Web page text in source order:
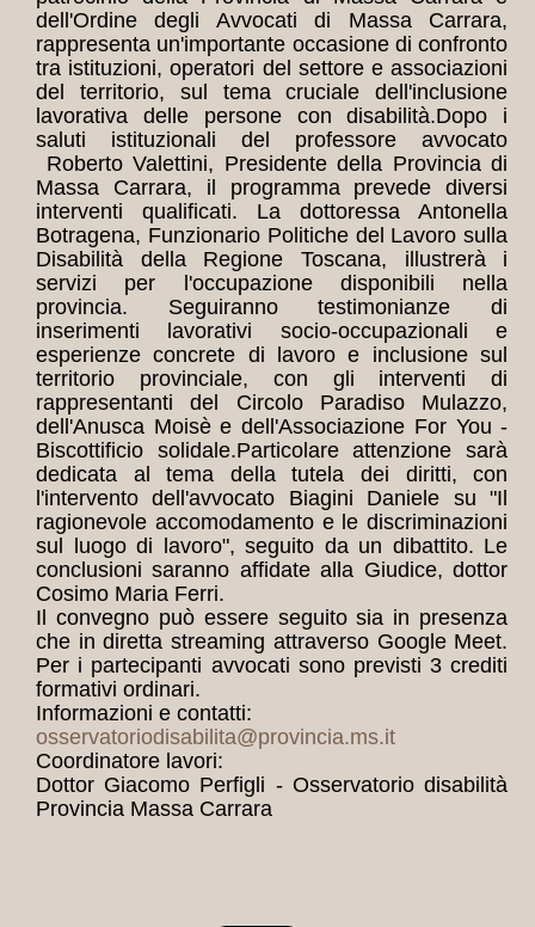
dell'Ordine degli Avvocati di Massa Carrara,
rappresenta un'importante occasione di confronto
tra istituzioni, operatori del settore e associazioni
del territorio, sul tema cruciale dell'inclusione
lavorativa delle persone con disabilità.Dopo i
saluti istituzionali del professore avvocato
Roberto Valettini, Presidente della Provincia di
Massa Carrara, il programma prevede diversi
interventi qualificati. La dottoressa Antonella
Botragena, Funzionario Politiche del Lavoro sulla
Disabilità della Regione Toscana, illustrerà i
servizi per l'occupazione disponibili nella
provincia. Seguiranno testimonianze di
inserimenti lavorativi socio-occupazionali e
esperienze concrete di lavoro e inclusione sul
territorio provinciale, con gli interventi di
rappresentanti del Circolo Paradiso Mulazzo,
dell'Anusca Moisè e dell'Associazione For You -
Biscottificio solidale.Particolare attenzione sarà
dedicata al tema della tutela dei diritti, con
l'intervento dell'avvocato Biagini Daniele su "Il
ragionevole accomodamento e le discriminazioni
sul luogo di lavoro", seguito da un dibattito. Le
conclusioni saranno affidate alla Giudice, dottor
Cosimo Maria Ferri.
Il convegno può essere seguito sia in presenza
che in diretta streaming attraverso Google Meet.
Per i partecipanti avvocati sono previsti 3 crediti
formativi ordinari.
Informazioni e contatti:
osservatoriodisabilita@provincia.ms.it
Coordinatore lavori:
Dottor Giacomo Perfigli - Osservatorio disabilità
Provincia Massa Carrara